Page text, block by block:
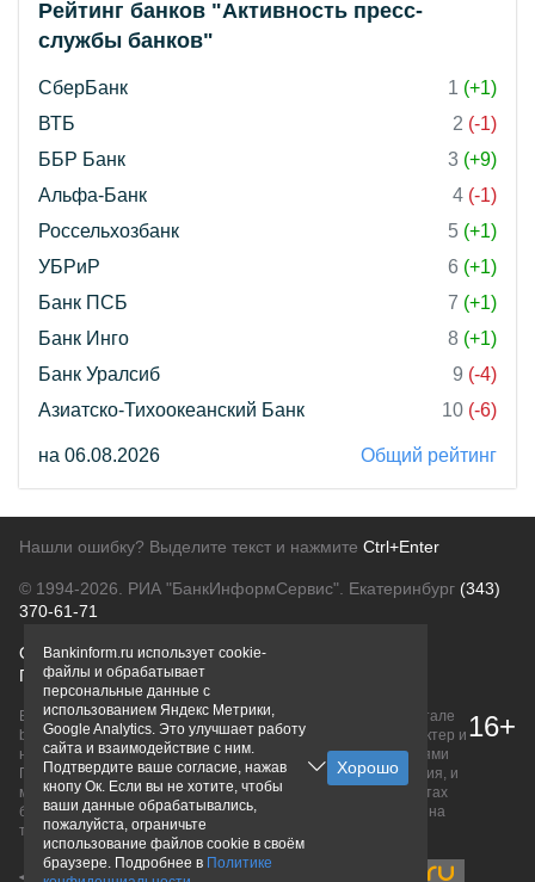
Рейтинг банков "Активность пресс-
службы банков"
СберБанк 1 (+1)
ВТБ
2 (-1)
ББР Банк
3 (+9)
Альфа-Банк
4 (-1)
Россельхозбанк
5 (+1)
УБРиР
6 (+1)
Банк ПСБ
7 (+1)
Банк Инго
8 (+1)
Банк Уралсиб
9 (-4)
Азиатско-Тихоокеанский Банк
10 (-6)
на 06.08.2026 Общий рейтинг
Нашли ошибку? Выделите текст и нажмите Ctrl+Enter
© 1994-2026. РИА "БанкИнформСервис". Екатеринбург (343)
370-61-71
О проектеПолитика конфиденциальности
Правовая информацияДля рекламодателей
Вся информация о продуктах банков, размещенная на портале
bankinform.ru, носит исключительно ознакомительный характер и
не является публичной офертой, определяемой положениями
ГК РФ. Информация не содержит точного и полного описания, и
может быть изменена. Конечные условия уточняйте на сайтах
банков или при личном обращении. Исключительное право на
товарные знаки принадлежит их правообладателям.
16+
Bankinform.ru использует cookie-
файлы и обрабатывает
персональные данные с
использованием Яндекс Метрики,
Google Analytics. Это улучшает работу
сайта и взаимодействие с ним.
Подтвердите ваше согласие, нажав
кнопу Ок. Если вы не хотите, чтобы
ваши данные обрабатывались,
пожалуйста, ограничьте
использование файлов cookie в своём
браузере. Подробнее в Политике